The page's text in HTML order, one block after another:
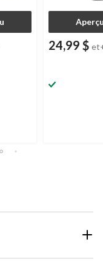
24,99 $